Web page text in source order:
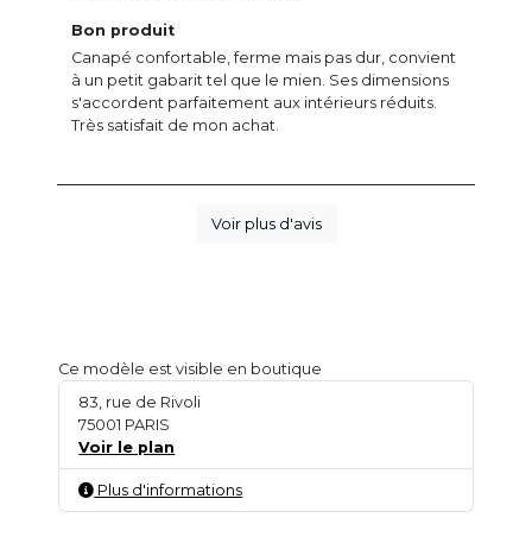
Bon produit
Canapé confortable, ferme mais pas dur, convient
à un petit gabarit tel que le mien. Ses dimensions
s'accordent parfaitement aux intérieurs réduits.
Très satisfait de mon achat.
Voir plus d'avis
Ce modèle est visible en boutique
83, rue de Rivoli
75001 PARIS
Voir le plan
Plus d'informations